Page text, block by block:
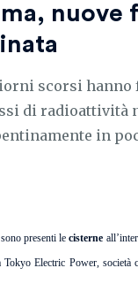
nuove
scorsi hanno
di radioattività
in
presenti le cisterne
Electric Power, società